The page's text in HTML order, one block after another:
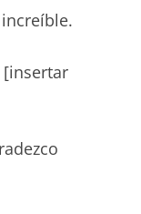
[insertar